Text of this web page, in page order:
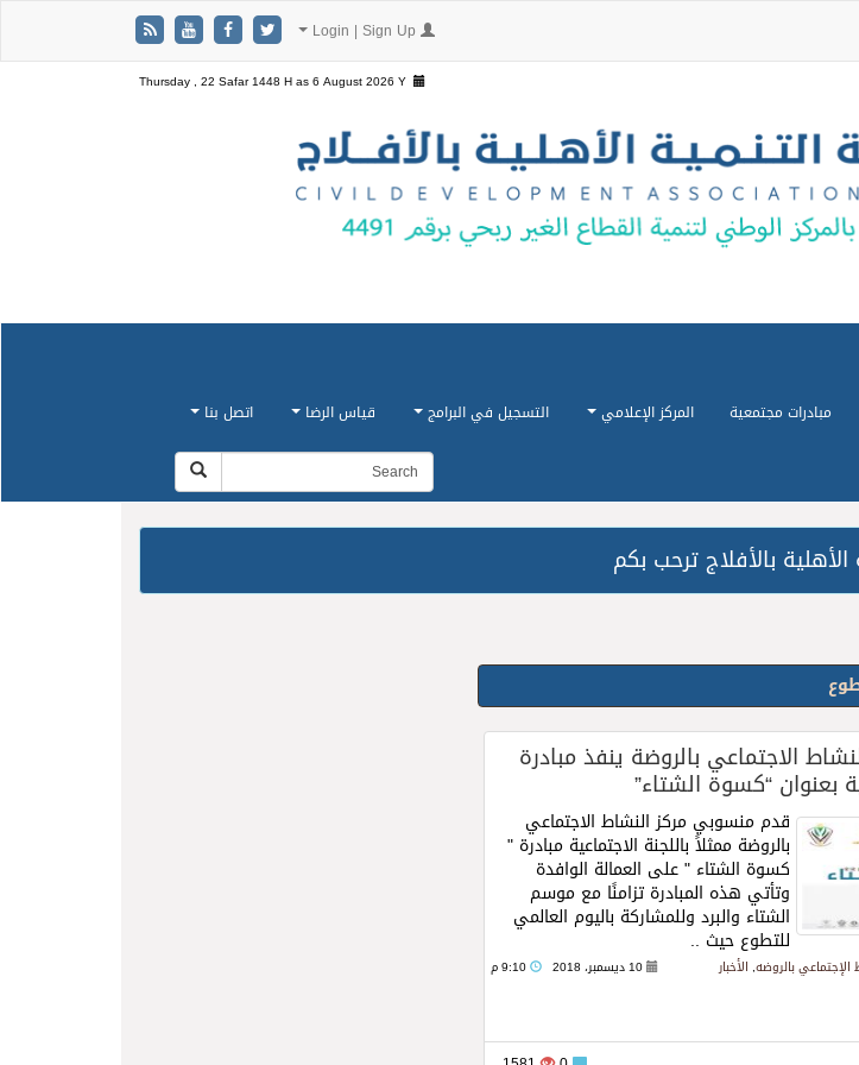
Thursday , 22 Safar 1448 H as6 August 2026 Y
مبادرات مجتمعية المركز الإعلامي التسجيل في البرامج قياس الرضا اتصل بنا
بالأفلاج ترحب بكم
الاجتماعي بالروضة ينفذ مبادرة
بعنوان “كسوة الشتاء”
قدم منسوبي مركز النشاط الاجتماعي
بالروضة ممثلاً باللجنة الاجتماعية مبادرة "
كسوة الشتاء " على العمالة الوافدة
وتأتي هذه المبادرة تزامنًا مع موسم
الشتاء والبرد وللمشاركة باليوم العالمي
للتطوع حيث ..
الإجتماعي بالروضه, الأخبار 10 ديسمبر، 2018